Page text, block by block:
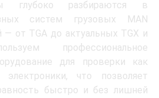
глубоко разбираются в
систем грузовых MAN
— от TGA до актуальных TGX и
профессиональное
для проверки как
что позволяет
быстро и без лишней